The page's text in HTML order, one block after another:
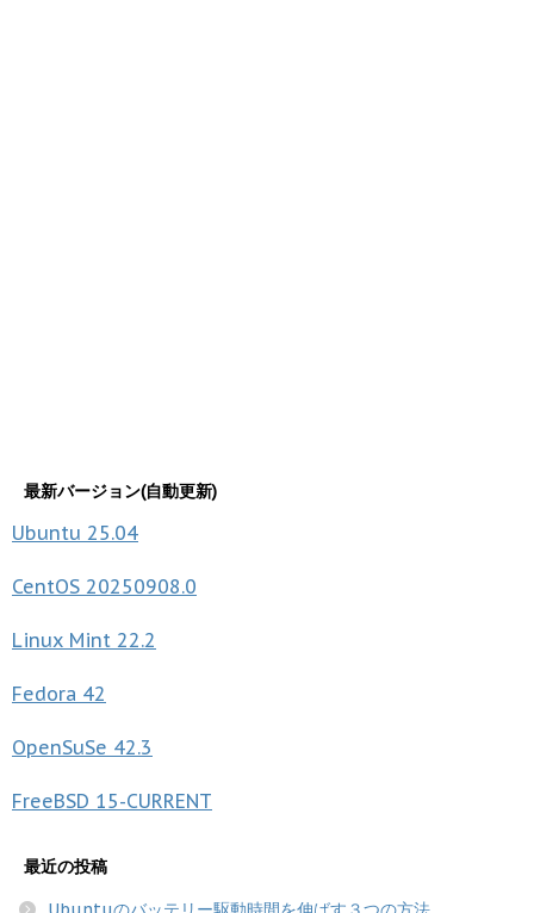
最新バージョン(自動更新)
Ubuntu 25.04
CentOS 20250908.0
Linux Mint 22.2
Fedora 42
OpenSuSe 42.3
FreeBSD 15-CURRENT
最近の投稿